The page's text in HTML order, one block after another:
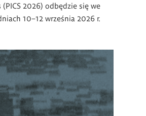
(PICS 2026) odbędzie się we
10–12 września 2026 r.